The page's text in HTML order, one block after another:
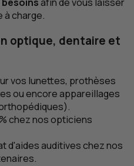
à charge.
optique, dentaire et
vos lunettes, prothèses
ou encore appareillages
chez nos opticiens
d'aides auditives chez nos